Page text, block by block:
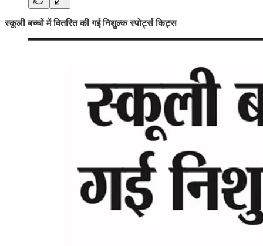
स्कूली बच्चों में वितरित की गई निशुल्क स्पोर्ट्स किट्स